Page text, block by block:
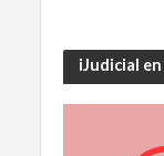
iJudicial